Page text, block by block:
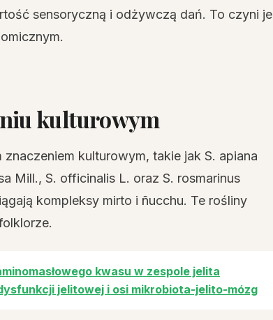
sensoryczną i odżywczą dań. To czyni je
kulturowym
kulturowym, takie jak S. apiana
Mill., S. officinalis L. oraz S. rosmarinus
kompleksy mirto i ñucchu. Te rośliny
kwasu w zespole jelita
jelitowej i osi mikrobiota-jelito-mózg